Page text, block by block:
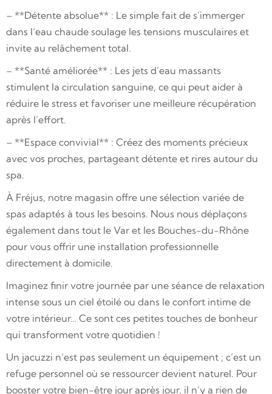
– **Détente absolue** : Le simple fait de s’immerger
dans l’eau chaude soulage les tensions musculaires et
invite au relâchement total.
– **Santé améliorée** : Les jets d’eau massants
stimulent la circulation sanguine, ce qui peut aider à
réduire le stress et favoriser une meilleure récupération
après l’effort.
– **Espace convivial** : Créez des moments précieux
avec vos proches, partageant détente et rires autour du
spa.
À Fréjus, notre magasin offre une sélection variée de
spas adaptés à tous les besoins. Nous nous déplaçons
également dans tout le Var et les Bouches-du-Rhône
pour vous offrir une installation professionnelle
directement à domicile.
Imaginez finir votre journée par une séance de relaxation
intense sous un ciel étoilé ou dans le confort intime de
votre intérieur… Ce sont ces petites touches de bonheur
qui transforment votre quotidien !
Un jacuzzi n’est pas seulement un équipement ; c’est un
refuge personnel où se ressourcer devient naturel. Pour
booster votre bien-être jour après jour, il n’y a rien de